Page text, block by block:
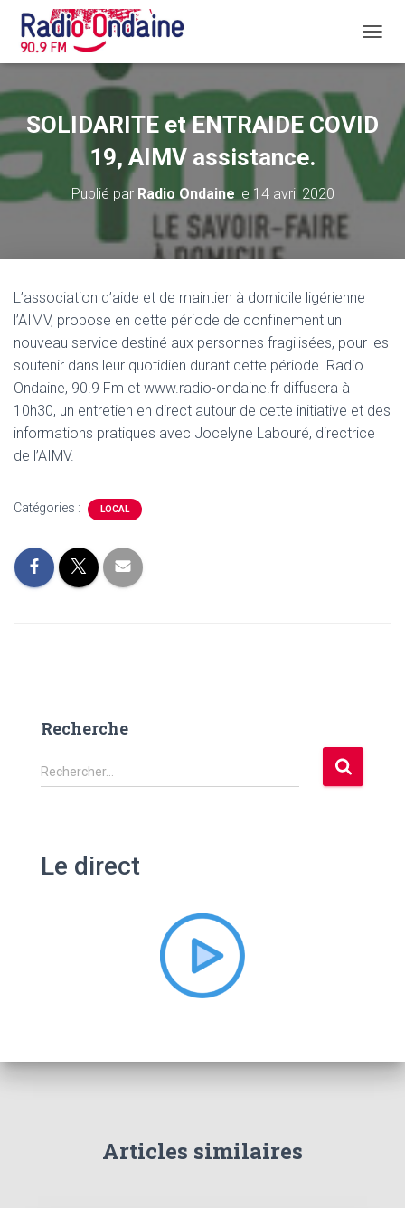
É
I
E
R
N
O
SOLIDARITE et ENTRAIDE COVID
19, AIMV assistance.
Publié par Radio Ondaine le 14 avril 2020
L’association d’aide et de maintien à domicile ligérienne
l’AIMV, propose en cette période de confinement un
nouveau service destiné aux personnes fragilisées, pour les
soutenir dans leur quotidien durant cette période. Radio
Ondaine, 90.9 Fm et www.radio-ondaine.fr diffusera à
10h30, un entretien en direct autour de cette initiative et des
informations pratiques avec Jocelyne Labouré, directrice
de l’AIMV.
Catégories : LOCAL
Recherche
R
e
Rechercher…
Le direct
Articles similaires